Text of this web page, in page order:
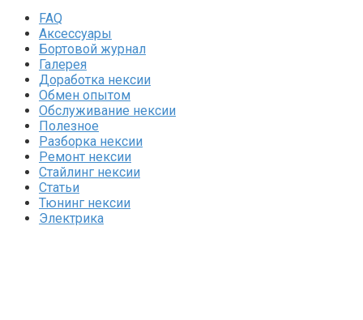
FAQ
Аксессуары
Бортовой журнал
Галерея
Доработка нексии
Обмен опытом
Обслуживание нексии
Полезное
Разборка нексии
Ремонт нексии
Стайлинг нексии
Статьи
Тюнинг нексии
Электрика